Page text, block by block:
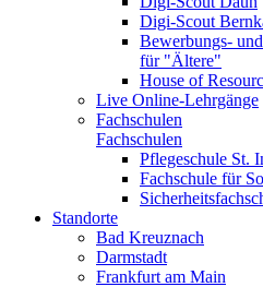
Digi-Scout
Bewerbungs-
für "Ältere"
House of
Live Online-Lehrgänge
Fachschulen
Fachschulen
Pflegeschule St.
Fachschule für
Standorte
Bad Kreuznach
Darmstadt
Frankfurt am Main